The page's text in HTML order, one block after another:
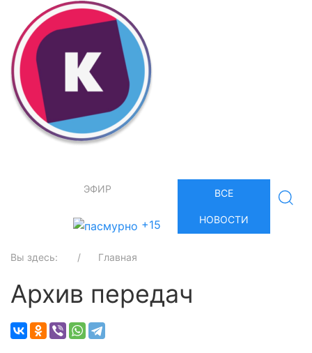
ЭФИР
+15
ВСЕ
НОВОСТИ
Вы здесь: Главная
Архив передач